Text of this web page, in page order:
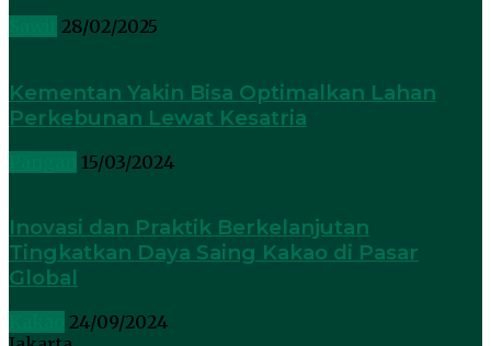
28/02/2025
Kementan Yakin Bisa Optimalkan Lahan
Perkebunan Lewat Kesatria
15/03/2024
Inovasi dan Praktik Berkelanjutan
Tingkatkan Daya Saing Kakao di Pasar
Global
24/09/2024